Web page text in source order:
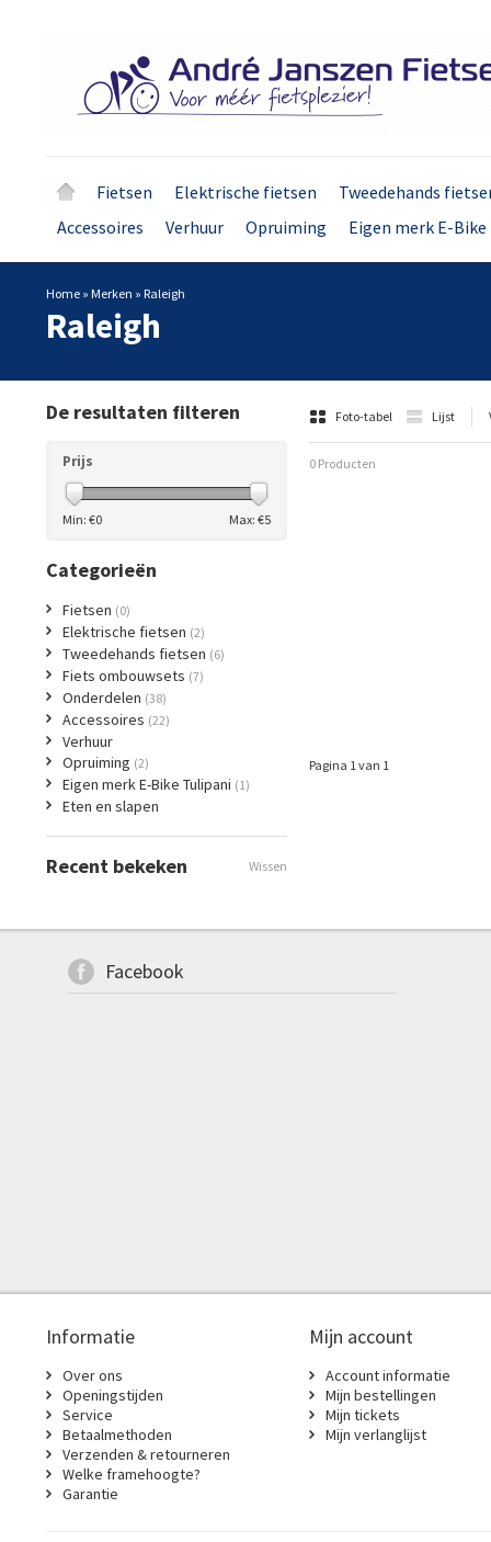
Fietsen Elektrische fietsen
Tweedehands
Accessoires
Verhuur Opruiming Eigen merk E-
Home » Merken » Raleigh
Raleigh
Foto-tabel Lijst
0 Producten
Pagina 1 van 1
De resultaten filteren
Prijs
Min: €0 Max: €5
Categorieën
Fietsen (0)
Elektrische fietsen (2)
Tweedehands fietsen (6)
Fiets ombouwsets (7)
Onderdelen (38)
Accessoires (22)
Verhuur
Opruiming (2)
Eigen merk E-Bike Tulipani (1)
Eten en slapen
Recent bekeken Wissen
Facebook
Informatie
Over ons
Openingstijden
Service
Betaalmethoden
Verzenden & retourneren
Welke framehoogte?
Garantie
Mijn account
Account informatie
Mijn bestellingen
Mijn tickets
Mijn verlanglijst